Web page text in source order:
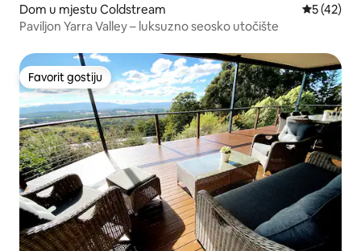
Dom u mjestu Coldstream Prosječna
5 (42)
Paviljon Yarra Valley – luksuzno seosko utočište
Favorit gostiju
Favorit gostiju